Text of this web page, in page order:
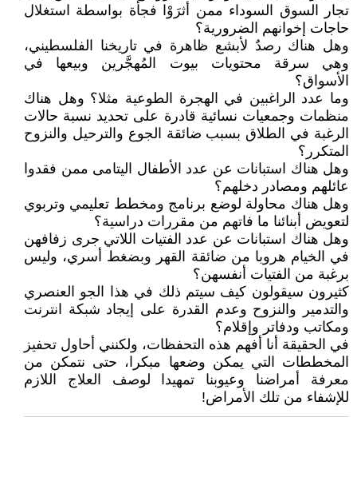
تجار السوق السوداء ممن أثرَوْا فجأة بواسطة استغلال
حاجات إخوانهم الضرورية؟
وهل هناك رصدٌ لأبشع ظاهرة في تاريخنا الفلسطيني،
وهي سرقة محتويات بيوت المُهجَّرين وبيعها في
الأسواق؟
وما عدد الراغبين في الهجرة الطوعية مثلا؟ وهل هناك
منظمات وجمعيات نسائية قادرة على تحديد نسبة حالات
الرغبة في الطلاق بسبب ضائقة الجوع والترحيل والنزوح
المتكرر؟
وهل هناك استبانات عن عدد الأطفال اليتامى ممن فقدوا
عائلهم ومصادر دخلهم؟
وهل هناك محاولة لوضع برنامج ومخطط تعليمي وتربوي
لتعويض أبنائنا ما فاتهم من مقررات دراسية؟
وهل هناك استبانات عن عدد الفتيات اللاتي جرى زفافهن
في الخيام هروبا من ضائقة القهر وبضغط أسري، وليس
برغبة من الفتيات أنفسهن؟
كثيرون سيقولون كيف سيتم ذلك في هذا الجو العنصري
والتدمير والنزوح وعدم القدرة على إيجاد شبكة انترنت
ومكاتب ودفاتر وإقلام؟
في الحقيقة أنا أفهم هذه التحفظات، ولكنني أحاول تحفيز
المخططات التي يمكن وضعها مبكرا، حتى نتمكن من
معرفة أمراضنا وعيوبنا تمهيدا لوصف العلاج اللازم
للإشفاء من تلك الأمراض!